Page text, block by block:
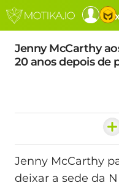
Jenny McCarthy
20 anos depois de
Jenny McCarthy
deixar a sede da